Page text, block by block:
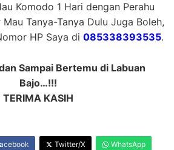
Komodo 1 Hari dengan Perahu
Tanya-Tanya Dulu Juga Boleh,
HP Saya di 085338393535.
Sampai Bertemu di Labuan
Bajo…!!!
TERIMA KASIH
Twitter/X WhatsApp